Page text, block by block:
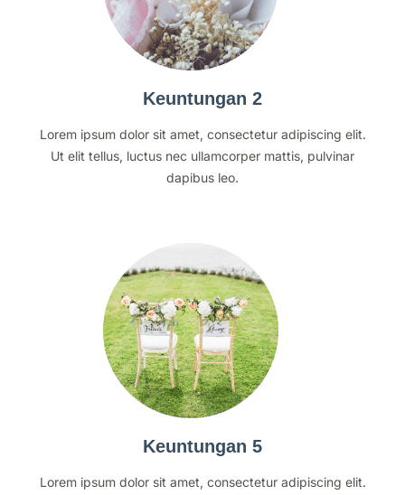
Keuntungan 2
Lorem ipsum dolor sit amet, consectetur adipiscing elit.
Ut elit tellus, luctus nec ullamcorper mattis, pulvinar
dapibus leo.
Keuntungan 5
Lorem ipsum dolor sit amet, consectetur adipiscing elit.